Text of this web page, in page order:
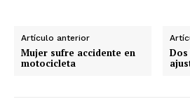
Artículo anterior
Mujer sufre accidente en
motocicleta